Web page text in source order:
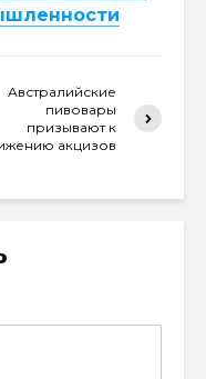
Австралийские
пивовары
призывают к
акцизов